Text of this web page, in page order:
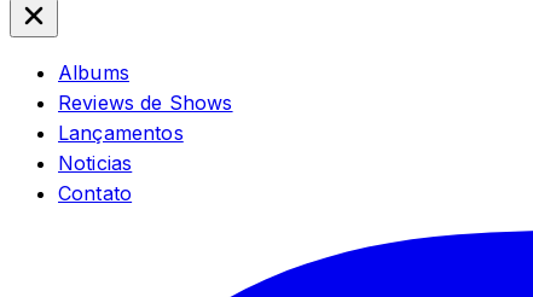
Albums
Reviews de Shows
Lançamentos
Noticias
Contato